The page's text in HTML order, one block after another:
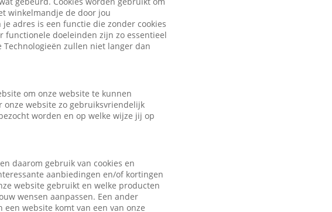
winkelmandje de door jou
adres is een functie die zonder cookies
functionele doeleinden zijn zo essentieel
zullen niet langer dan
om onze website te kunnen
onze website zo gebruiksvriendelijk
worden en op welke wijze jij op
daarom gebruik van cookies en
aanbiedingen en/of kortingen
website gebruikt en welke producten
wensen aanpassen. Een ander
website komt van een van onze